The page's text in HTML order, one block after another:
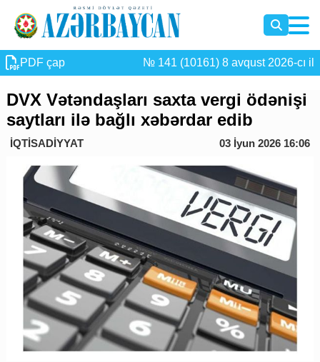
PDF çap № 141 (10161) 8 avqust 2026-cı il
DVX Vətəndaşları saxta vergi ödənişi
saytları ilə bağlı xəbərdar edib
İQTİSADİYYAT 03 İyun 2026 16:06